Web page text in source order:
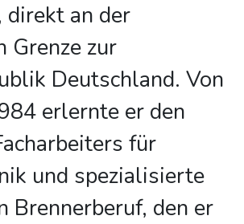
direkt an der
Grenze zur
Deutschland. Von
erlernte er den
für
und spezialisierte
Brennerberuf, den er